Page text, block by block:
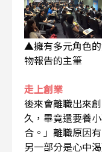
▲擁有多元角色
物報告的主筆
走上創業
後來會離職出來
久，畢竟還要養
合。」離職原因
另一部分是心中